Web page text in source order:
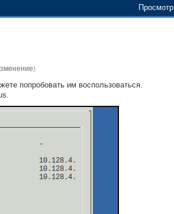
Просмотр
)
попробовать им воспользоваться.